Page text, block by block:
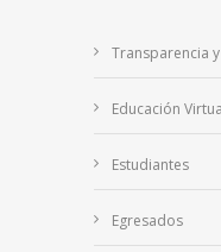
Transparencia
Educación
Estudiantes
Egresados